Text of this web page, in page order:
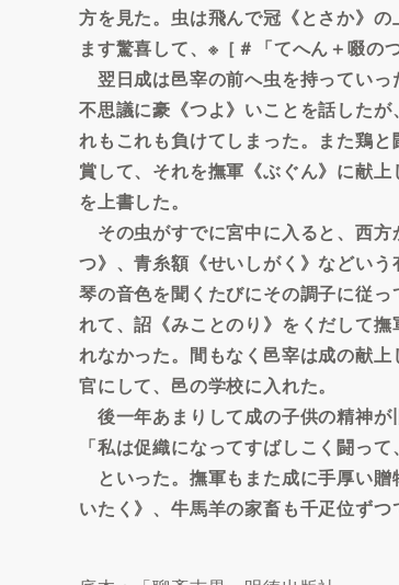
方を見た。虫は飛んで冠《とさか》
ます驚喜して、※［＃「てへん＋啜の
翌日成は邑宰の前へ虫を持ってい
不思議に豪《つよ》いことを話した
れもこれも負けてしまった。また鶏
賞して、それを撫軍《ぶぐん》に献
を上書した。
その虫がすでに宮中に入ると、西方
つ》、青糸額《せいしがく》などい
琴の音色を聞くたびにその調子に従
れて、詔《みことのり》をくだして
れなかった。間もなく邑宰は成の献
官にして、邑の学校に入れた。
後一年あまりして成の子供の精神が
「私は促織になってすばしこく闘っ
といった。撫軍もまた成に手厚い贈
いたく》、牛馬羊の家畜も千疋位ず